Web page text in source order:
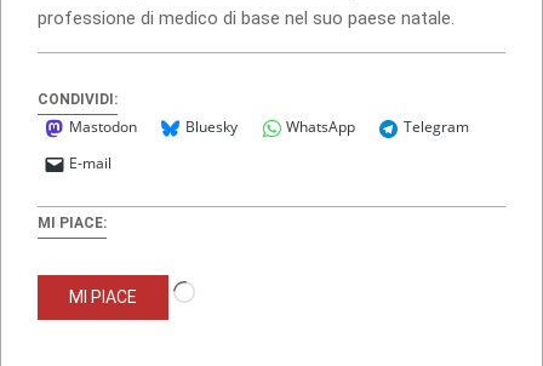
professione di medico di base nel suo paese natale.
CONDIVIDI:
Mastodon Bluesky WhatsApp
Telegram
E-mail
MI PIACE:
MI PIACE